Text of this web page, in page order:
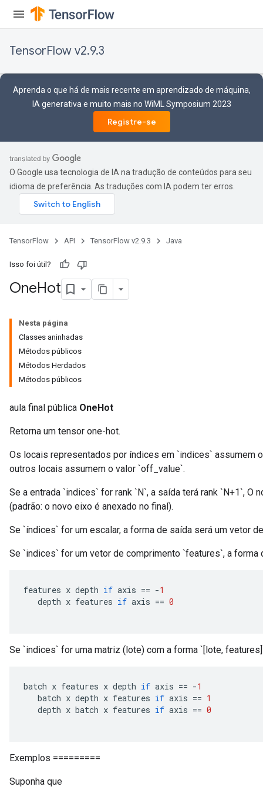
TensorFlow v2.9.3
Aprenda o que há de mais recente em aprendizado de máquina,
IA generativa e muito mais no WiML Symposium 2023
Registre-se
O Google usa tecnologia de IA na tradução de conteúdos para seu
idioma de preferência. As traduções com IA podem ter erros.
TensorFlow API TensorFlow v2.9.3 Java
Isso foi útil?
OneHot
Nesta página
Classes aninhadas
Métodos públicos
Métodos Herdados
Métodos públicos
aula final pública OneHot
Retorna um tensor one-hot.
Os locais representados por índices em `indices` assumem
outros locais assumem o valor `off_value`.
Se a entrada `indices` for rank `N`, a saída terá rank `N+1`, O
(padrão: o novo eixo é anexado no final).
Se `índices` for um escalar, a forma de saída será um vetor
Se `indices` for um vetor de comprimento `features`, a forma
features x depth if axis == -1
depth x features if axis == 0
Se `indices` for uma matriz (lote) com a forma `[lote,
batch x features x depth if axis == -1
batch x depth x features if axis == 1
depth x batch x features if axis == 0
Exemplos =========
Suponha que